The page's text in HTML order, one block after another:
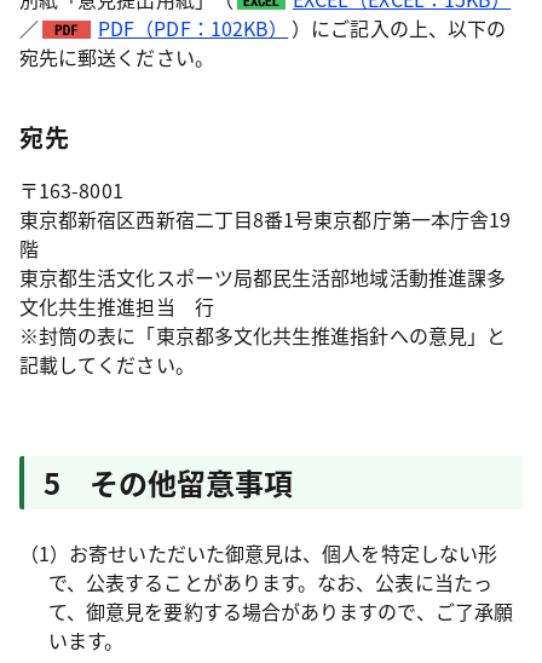
／
PDF（PDF：102KB）
）にご記入の上、以下の
宛先に郵送ください。
宛先
〒163-8001
東京都新宿区西新宿二丁目8番1号東京都庁第一本庁舎19
階
東京都生活文化スポーツ局都民生活部地域活動推進課多
文化共生推進担当 行
※封筒の表に「東京都多文化共生推進指針への意見」と
記載してください。
5 その他留意事項
（1）お寄せいただいた御意見は、個人を特定しない形
で、公表することがあります。なお、公表に当たっ
て、御意見を要約する場合がありますので、ご了承願
います。